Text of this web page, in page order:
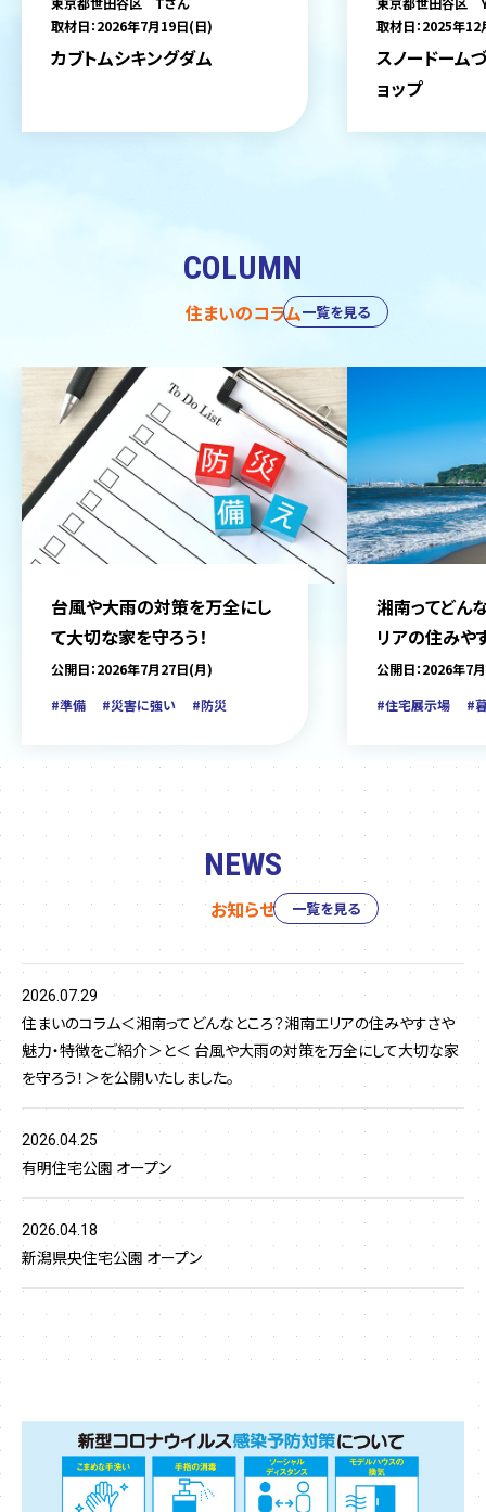
取材日：2026年7月19日(日)
カブトムシキングダム
取材日：2025年
スノードーム
ョップ
COLUMN
住まいのコラム
台風や大雨の対策を万全にし
て大切な家を守ろう！
公開日：2026年7月27日(月)
#準備
#災害に強い #防災
湘南ってどん
リアの住みや
をご紹介
公開日：2026年7
#住宅展示場
#
一覧を見る
NEWS
お知らせ
2026.07.29
住まいのコラム＜湘南ってどんなところ？湘南エリアの住みやすさや
魅力・特徴をご紹介＞と＜ 台風や大雨の対策を万全にして大切な家
を守ろう！＞を公開いたしました。
2026.04.25
有明住宅公園 オープン
2026.04.18
新潟県央住宅公園 オープン
一覧を見る